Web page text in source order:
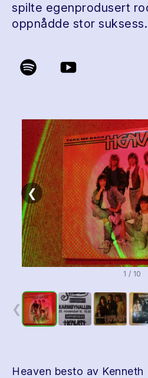
spilte egenprodusert
oppnådde stor suksess.
❮
1 / 10
❮
Heaven besto av Kenneth